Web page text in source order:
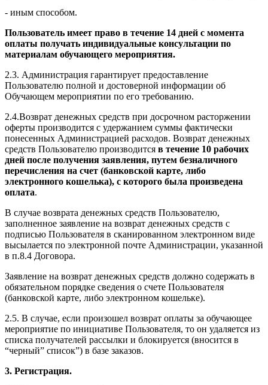
- иным способом.
Пользователь имеет право в течение 14 дней с момента
оплаты получать индивидуальные консультации по
материалам обучающего мероприятия.
2.3. Администрация гарантирует предоставление
Пользователю полной и достоверной информации об
Обучающем мероприятии по его требованию.
2.4.Возврат денежных средств при досрочном расторжении
оферты производится с удержанием суммы фактически
понесенных Администрацией расходов. Возврат денежных
средств Пользователю производится в течение 10 рабочих
дней после получения заявления, путем безналичного
перечисления на счет (банковской карте, либо
электронного кошелька), с которого была произведена
оплата.
В случае возврата денежных средств Пользователю,
заполненное заявление на возврат денежных средств с
подписью Пользователя в сканированном электронном виде
высылается по электронной почте Администрации, указанной
в п.8.4 Договора.
Заявление на возврат денежных средств должно содержать в
обязательном порядке сведения о счете Пользователя
(банковской карте, либо электронном кошельке).
2.5. В случае, если произошел возврат оплаты за обучающее
мероприятие по инициативе Пользователя, то он удаляется из
списка получателей рассылки и блокируется (вносится в
“черный” список”) в базе заказов.
3. Регистрация.